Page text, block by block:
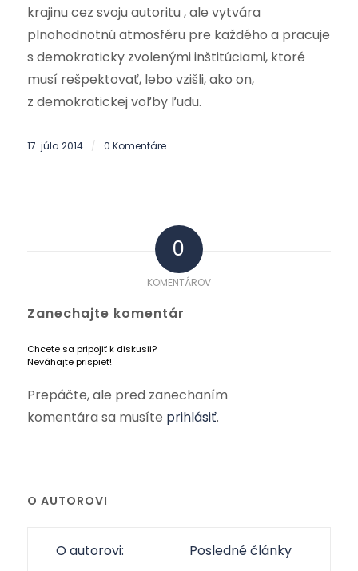
krajinu cez svoju autoritu , ale vytvára
plnohodnotnú atmosféru pre každého a pracuje
s demokraticky zvolenými inštitúciami, ktoré
musí rešpektovať, lebo vzišli, ako on,
z demokratickej voľby ľudu.
17. júla 2014 / 0 Komentáre
0
KOMENTÁROV
Zanechajte komentár
Chcete sa pripojiť k diskusii?
Neváhajte prispieť!
Prepáčte, ale pred zanechaním
komentára sa musíte prihlásiť.
O AUTOROVI
O autorovi: Posledné články